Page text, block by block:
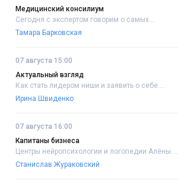
Медицинский консилиум
Сегодня с экспертом говорим о самых....
Тамара Барковская
07 августа 15:00
Актуальный взгляд
Как стать лидером ниши и заявить о себе....
Ирина Швиденко
07 августа 16:00
Капитаны бизнеса
Центры нейропсихологии и логопедии Алёны....
Станислав Жураковский